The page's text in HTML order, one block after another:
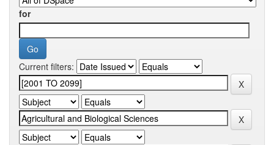
for
Current filters: